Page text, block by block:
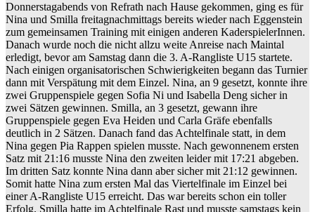
Donnerstagabends von Refrath nach Hause gekommen, ging es für
Nina und Smilla freitagnachmittags bereits wieder nach Eggenstein
zum gemeinsamen Training mit einigen anderen KaderspielerInnen.
Danach wurde noch die nicht allzu weite Anreise nach Maintal
erledigt, bevor am Samstag dann die 3. A-Rangliste U15 startete.
Nach einigen organisatorischen Schwierigkeiten begann das Turnier
dann mit Verspätung mit dem Einzel. Nina, an 9 gesetzt, konnte ihre
zwei Gruppenspiele gegen Sofia Ni und Isabella Deng sicher in
zwei Sätzen gewinnen. Smilla, an 3 gesetzt, gewann ihre
Gruppenspiele gegen Eva Heiden und Carla Gräfe ebenfalls
deutlich in 2 Sätzen. Danach fand das Achtelfinale statt, in dem
Nina gegen Pia Rappen spielen musste. Nach gewonnenem ersten
Satz mit 21:16 musste Nina den zweiten leider mit 17:21 abgeben.
Im dritten Satz konnte Nina dann aber sicher mit 21:12 gewinnen.
Somit hatte Nina zum ersten Mal das Viertelfinale im Einzel bei
einer A-Rangliste U15 erreicht. Das war bereits schon ein toller
Erfolg. Smilla hatte im Achtelfinale Rast und musste samstags kein